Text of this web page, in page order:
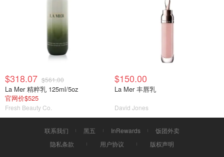
$318.07 $561.00
La Mer 精粹乳 125ml/5oz
官网价$525
Fresh Beauty Co.
$150.00
La Mer 丰唇乳
David Jones
联系我们 黑五 InRewards
饭团外卖
隐私条款
用户协议 版权声明